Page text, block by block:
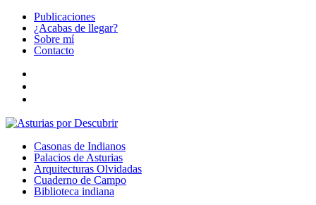
Publicaciones
¿Acabas de llegar?
Sobre mí
Contacto
Casonas de Indianos
Palacios de Asturias
Arquitecturas Olvidadas
Cuaderno de Campo
Biblioteca indiana